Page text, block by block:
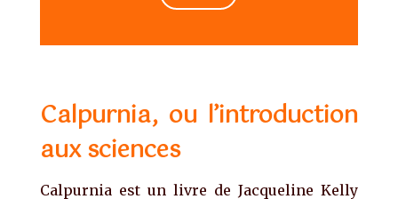
Calpurnia, ou l’introduction
aux sciences
Calpurnia est un livre de Jacqueline Kelly